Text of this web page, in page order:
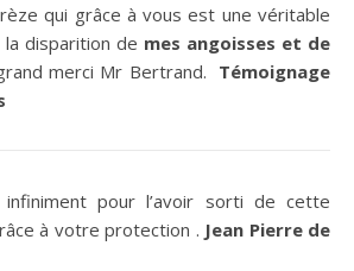
qui grâce à vous est une véritable
disparition de mes angoisses et de
merci Mr Bertrand. Témoignage
pour l’avoir sorti de cette
à votre protection . Jean Pierre de